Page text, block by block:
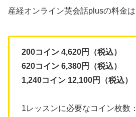
産経オンライン英会話plusの料金は
200コイン 4,620円（税込）
620コイン 6,380円（税込）
1,240コイン 12,100円（税込）
1レッスンに必要なコイン枚数